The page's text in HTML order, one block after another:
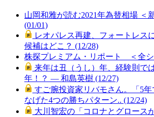
山岡和雅が読む2021年為替相場 ＜
(01/01)
レオパレス再建、フォートレス
候補はどこ？ (12/28)
株探プレミアム・リポート ＜全シ
来年は丑（うし）年、経験則で
年！？ ― 和島英樹 (12/27)
すご腕投資家リバモさん。「5
なげた4つの勝ちパターン.. (12/24)
大川智宏の「コロナとグロース